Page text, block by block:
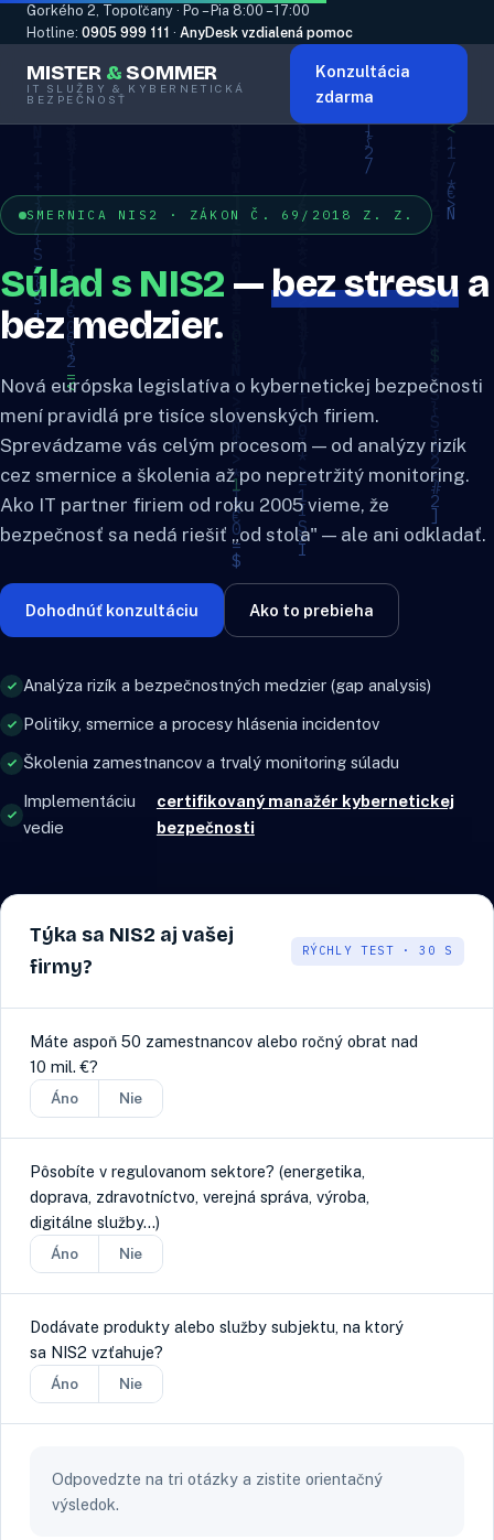
Gorkého 2, Topoľčany · Po – Pia 8:00 – 17:00
Hotline: 0905 999 111 · AnyDesk vzdialená pomoc
MISTER & SOMMER
IT SLUŽBY & KYBERNETICKÁ
BEZPEČNOSŤ
Konzultácia
zdarma
SMERNICA NIS2 · ZÁKON Č. 69/2018 Z. Z.
Súlad s NIS2 —bez stresu a
bez medzier.
Nová európska legislatíva o kybernetickej bezpečnosti
mení pravidlá pre tisíce slovenských firiem.
Sprevádzame vás celým procesom — od analýzy rizík
cez smernice a školenia až po nepretržitý monitoring.
Ako IT partner firiem od roku 2005 vieme, že
bezpečnosť sa nedá riešiť „od stola" — ale ani odkladať.
Dohodnúť konzultáciu Ako to prebieha
Analýza rizík a bezpečnostných medzier (gap analysis)
Politiky, smernice a procesy hlásenia incidentov
Školenia zamestnancov a trvalý monitoring súladu
Implementáciu
vedie
certifikovaný manažér kybernetickej
bezpečnosti
Týka sa NIS2 aj vašej
firmy?
RÝCHLY TEST · 30 S
Máte aspoň 50 zamestnancov alebo ročný obrat nad
10 mil. €?
Áno Nie
Pôsobíte v regulovanom sektore? (energetika,
doprava, zdravotníctvo, verejná správa, výroba,
digitálne služby…)
Áno Nie
Dodávate produkty alebo služby subjektu, na ktorý
sa NIS2 vzťahuje?
Áno Nie
Odpovedzte na tri otázky a zistite orientačný
výsledok.